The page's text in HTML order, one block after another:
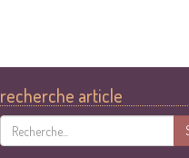
recherche article